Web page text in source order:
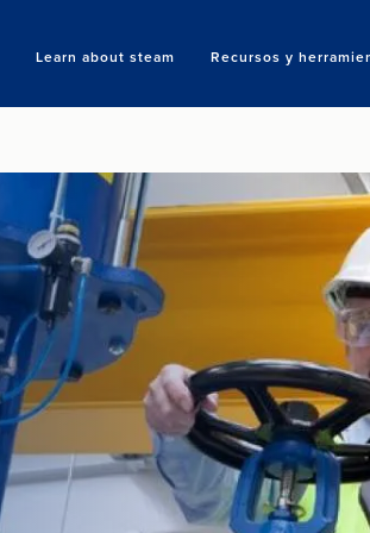
Learn about steam Recursos y
Search